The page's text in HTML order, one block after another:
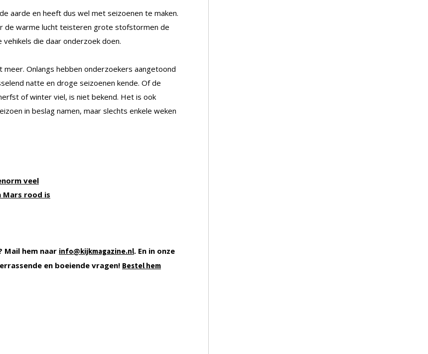
aarde en heeft dus wel met seizoenen te maken.
de warme lucht teisteren grote stofstormen de
die daar onderzoek doen.
Onlangs hebben onderzoekers aangetoond
natte en droge seizoenen kende. Of de
of winter viel, is niet bekend. Het is ook
in beslag namen, maar slechts enkele weken
veel
Mars rood is
Mail hem naar info@kijkmagazine.nl. En in onze
en boeiende vragen! Bestel hem